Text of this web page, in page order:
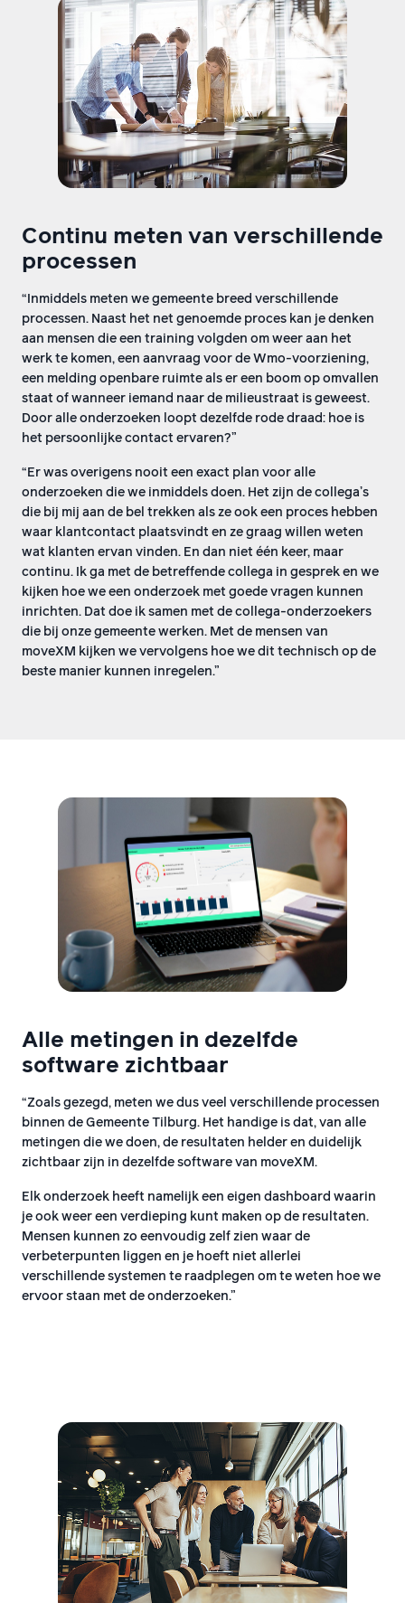
Continu meten van verschillende
processen
“Inmiddels meten we gemeente breed verschillende
processen. Naast het net genoemde proces kan je denken
aan mensen die een training volgden om weer aan het
werk te komen, een aanvraag voor de Wmo-voorziening,
een melding openbare ruimte als er een boom op omvallen
staat of wanneer iemand naar de milieustraat is geweest.
Door alle onderzoeken loopt dezelfde rode draad: hoe is
het persoonlijke contact ervaren?”
“Er was overigens nooit een exact plan voor alle
onderzoeken die we inmiddels doen. Het zijn de collega’s
die bij mij aan de bel trekken als ze ook een proces hebben
waar klantcontact plaatsvindt en ze graag willen weten
wat klanten ervan vinden. En dan niet één keer, maar
continu. Ik ga met de betreffende collega in gesprek en we
kijken hoe we een onderzoek met goede vragen kunnen
inrichten. Dat doe ik samen met de collega-onderzoekers
die bij onze gemeente werken. Met de mensen van
moveXM kijken we vervolgens hoe we dit technisch op de
beste manier kunnen inregelen.”
Alle metingen in dezelfde
software zichtbaar
“Zoals gezegd, meten we dus veel verschillende processen
binnen de Gemeente Tilburg. Het handige is dat, van alle
metingen die we doen, de resultaten helder en duidelijk
zichtbaar zijn in dezelfde software van moveXM.
Elk onderzoek heeft namelijk een eigen dashboard waarin
je ook weer een verdieping kunt maken op de resultaten.
Mensen kunnen zo eenvoudig zelf zien waar de
verbeterpunten liggen en je hoeft niet allerlei
verschillende systemen te raadplegen om te weten hoe we
ervoor staan met de onderzoeken.”